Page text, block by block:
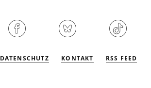
DATENSCHUTZ KONTAKT RSS FEED